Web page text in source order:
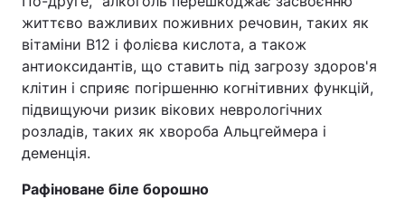
життєво важливих поживних речовин, таких як
вітаміни В12 і фолієва кислота, а також
антиоксидантів, що ставить під загрозу здоров'я
клітин і сприяє погіршенню когнітивних функцій,
підвищуючи ризик вікових неврологічних
розладів, таких як хвороба Альцгеймера і
деменція.
Рафіноване біле борошно